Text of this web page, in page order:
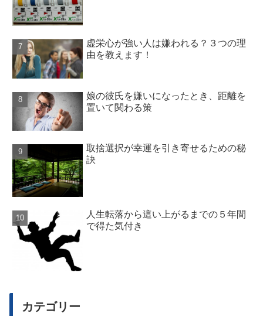
虚栄心が強い人は嫌われる？３つの理
由を教えます！
娘の彼氏を嫌いになったとき、距離を
置いて関わる策
取捨選択が幸運を引き寄せるための秘
訣
人生転落から這い上がるまでの５年間
で得た気付き
カテゴリー